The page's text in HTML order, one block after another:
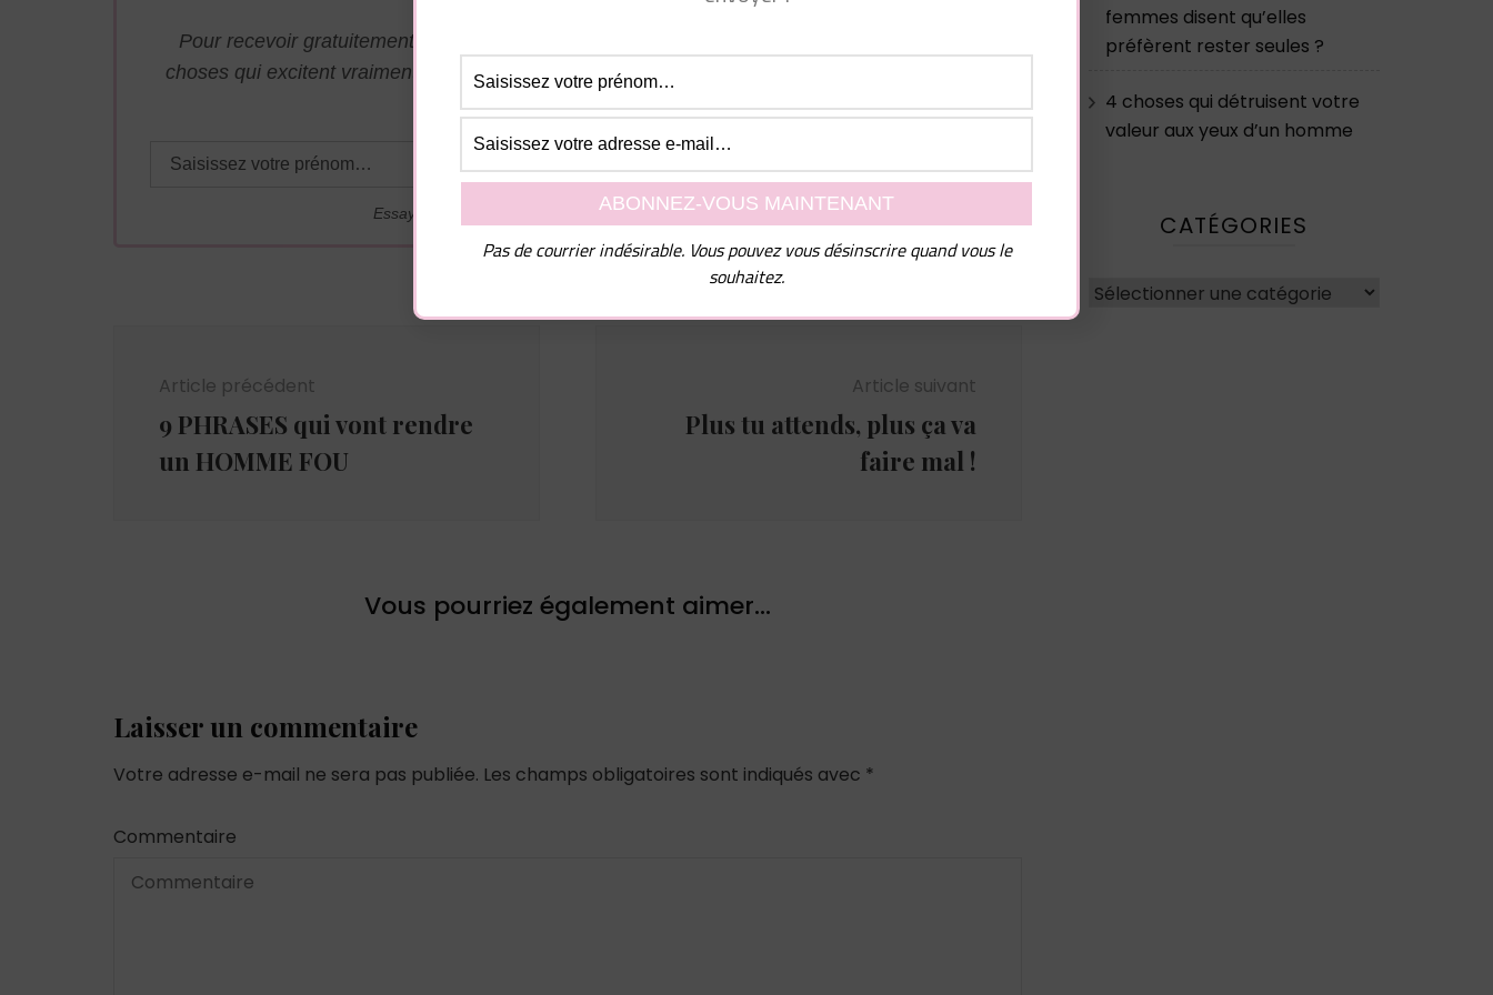
Pour recevoir gratuitement par mail de nombreux conseils ainsi que mon guide PDF "10
choses qui excitent vraiment les hommes chez les femmes", dites-moi simplement à quelle
adresse je dois vous les envoyer !
Essayez. Vous pouvez vous désinscrire à tout moment.
Article précédent
9 PHRASES qui vont rendre
un HOMME FOU
Article suivant
Plus tu attends, plus ça va
faire mal !
Vous pourriez également aimer...
Laisser un commentaire
Votre adresse e-mail ne sera pas publiée. Les champs obligatoires sont indiqués avec *
Commentaire
femmes disent qu’elles
préfèrent rester seules ?
4 choses qui détruisent votre
valeur aux yeux d’un homme
CATÉGORIES
Catégories
Pas de courrier indésirable. Vous pouvez vous désinscrire quand vous le
souhaitez.